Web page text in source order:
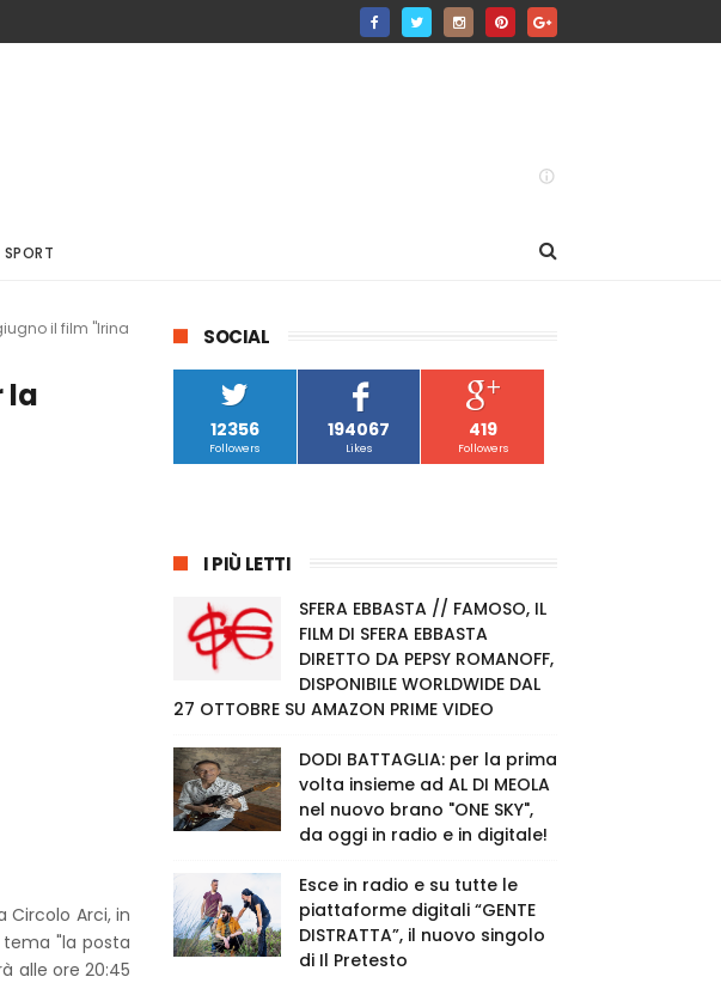
SPORT
il film "Irina
la
Circolo Arci, in
"la posta
alle ore 20:45
SOCIAL
12356
Followers
194067
Likes
419
Followers
I PIÙ LETTI
SFERA EBBASTA // FAMOSO, IL
FILM DI SFERA EBBASTA
DIRETTO DA PEPSY ROMANOFF,
DISPONIBILE WORLDWIDE DAL
27 OTTOBRE SU AMAZON PRIME VIDEO
DODI BATTAGLIA: per la prima
volta insieme ad AL DI MEOLA
nel nuovo brano "ONE SKY",
da oggi in radio e in digitale!
Esce in radio e su tutte le
piattaforme digitali “GENTE
DISTRATTA”, il nuovo singolo
di Il Pretesto